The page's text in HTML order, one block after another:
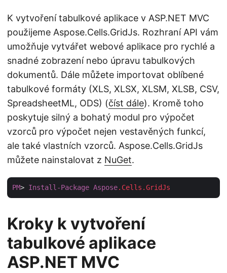
K vytvoření tabulkové aplikace v ASP.NET MVC
použijeme Aspose.Cells.GridJs. Rozhraní API vám
umožňuje vytvářet webové aplikace pro rychlé a
snadné zobrazení nebo úpravu tabulkových
dokumentů. Dále můžete importovat oblíbené
tabulkové formáty (XLS, XLSX, XLSM, XLSB, CSV,
SpreadsheetML, ODS) (číst dále). Kromě toho
poskytuje silný a bohatý modul pro výpočet
vzorců pro výpočet nejen vestavěných funkcí,
ale také vlastních vzorců. Aspose.Cells.GridJs
můžete nainstalovat z NuGet.
PM> Install-Package Aspose.Cells .GridJs
Kroky k vytvoření
tabulkové aplikace
ASP.NET MVC